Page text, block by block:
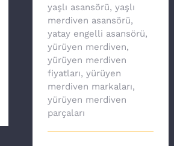
yaşlı asansörü, yaşlı
merdiven asansörü,
yatay engelli asansörü,
yürüyen merdiven,
yürüyen merdiven
fiyatları, yürüyen
merdiven markaları,
yürüyen merdiven
parçaları